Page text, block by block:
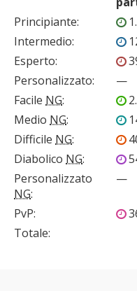
Principiante:
Intermedio:
Esperto:
Personalizzato: —
Facile NG:
Medio NG:
Difficile NG:
Diabolico NG:
Personalizzato
NG:
—
PvP:
Totale: